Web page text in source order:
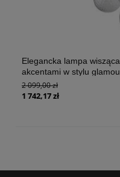
Elegancka lampa
akcentami w stylu
2 099,00 zł
1 742,17 zł